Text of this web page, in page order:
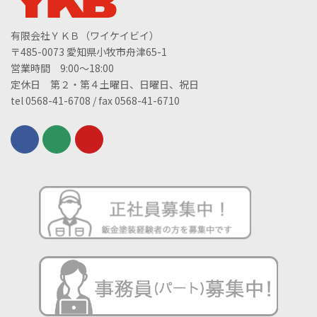
有限会社ＹＫＢ（ワイケイビイ）
〒485-0073 愛知県小牧市舟津65-1
営業時間 9:00～18:00
定休日 第２・第４土曜日、日曜日、祝日
tel 0568-41-6708 / fax 0568-41-6710